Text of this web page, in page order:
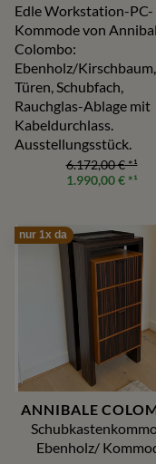
Edle Workstation-PC-
Kommode von
Colombo:
Ebenholz/
Türen, Schubfach,
Rauchglas-Ablage mit
Kabeldurchlass.
Ausstellungsstück.
6.172,00 €*¹
1.990,00 €*¹
nur 1x da
ANNIBALE
Ebenholz/